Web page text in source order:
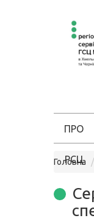
ПРО
РСЦ
Головна